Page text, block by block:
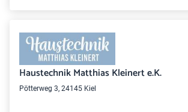
Haustechnik Matthias Kleinert e.K.
Pötterweg 3, 24145 Kiel